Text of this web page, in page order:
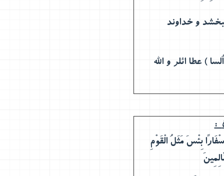
و خداوند
) عطا ائلر و الله
بِئْسَ مَثَلُ الْقَوْمِ